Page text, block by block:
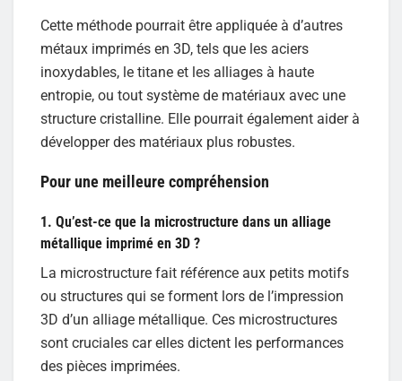
Cette méthode pourrait être appliquée à d’autres
métaux imprimés en 3D, tels que les aciers
inoxydables, le titane et les alliages à haute
entropie, ou tout système de matériaux avec une
structure cristalline. Elle pourrait également aider à
développer des matériaux plus robustes.
Pour une meilleure compréhension
1. Qu’est-ce que la microstructure dans un alliage
métallique imprimé en 3D ?
La microstructure fait référence aux petits motifs
ou structures qui se forment lors de l’impression
3D d’un alliage métallique. Ces microstructures
sont cruciales car elles dictent les performances
des pièces imprimées.